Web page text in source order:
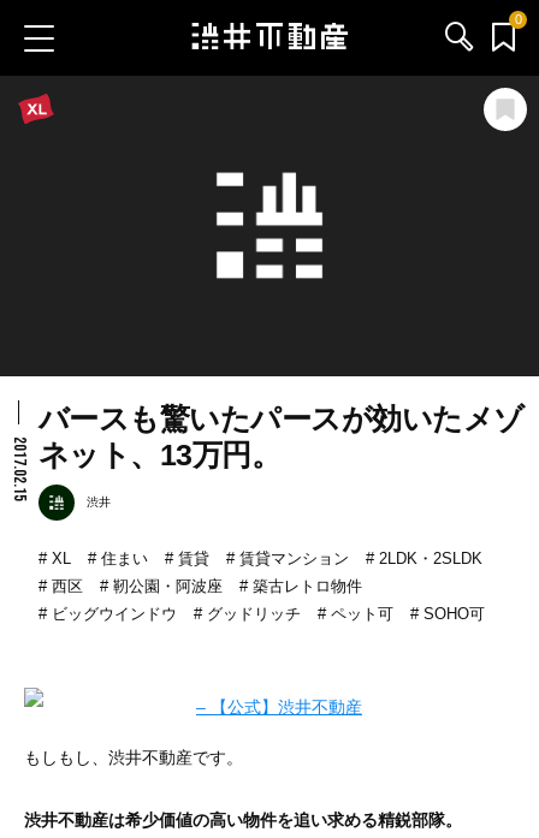
0
会社情報
2017.02.15
バースも驚いたパースが効いたメゾ
ネット、13万円。
渋井
XL 住まい 賃貸 賃貸マンション
2LDK・2SLDK
西区
靭公園・阿波座
築古レトロ物件
ビッグウインドウ
グッドリッチ ペット可 SOHO可
もしもし、渋井不動産です。
渋井不動産は希少価値の高い物件を追い求める精鋭部隊。